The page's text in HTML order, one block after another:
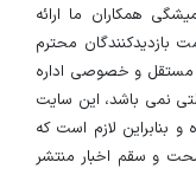
همکاران ما ارائه
محترم
مستقل و خصوصی اداره
نمی باشد، این سایت
بنابراین لازم است که
و سقم اخبار منتشر